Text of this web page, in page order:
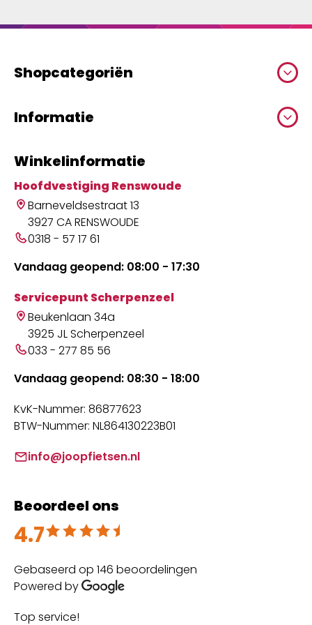
Shopcategoriën
Informatie
Winkelinformatie
Hoofdvestiging Renswoude
Barneveldsestraat 13
3927 CA RENSWOUDE
0318 - 57 17 61
Vandaag geopend: 08:00 - 17:30
Servicepunt Scherpenzeel
Beukenlaan 34a
3925 JL Scherpenzeel
033 - 277 85 56
Vandaag geopend: 08:30 - 18:00
KvK-Nummer: 86877623
BTW-Nummer: NL864130223B01
info@joopfietsen.nl
Beoordeel ons
4.7
Beoordeeld met 4.7 uit 5
Gebaseerd op 146 beoordelingen
Powered by
Top service!